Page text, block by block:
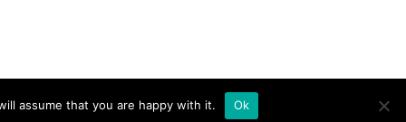
assume that you are happy with it. Ok